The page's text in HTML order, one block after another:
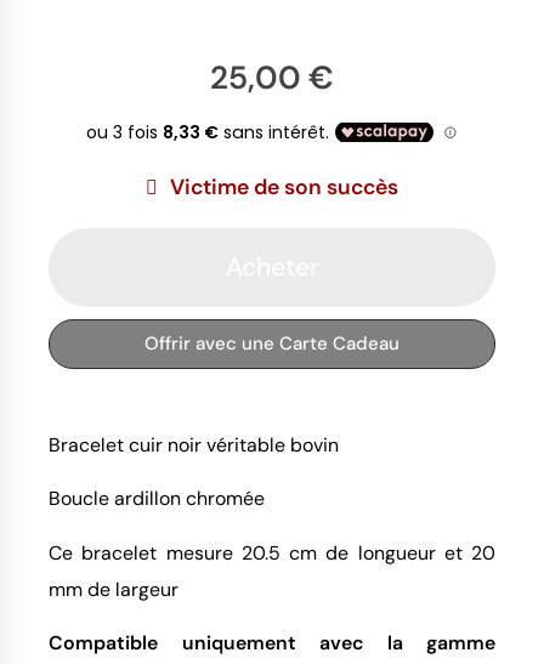
25,00 €
Victime de son succès
Offrir avec une Carte Cadeau
Bracelet cuir noir véritable bovin
Boucle ardillon chromée
Ce bracelet mesure 20.5 cm de longueur et 20
mm de largeur
Compatible uniquement avec la gamme